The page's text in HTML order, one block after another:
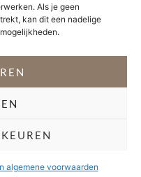
Als je geen
kan dit een nadelige
algemene voorwaarden
– Privacyverklaring